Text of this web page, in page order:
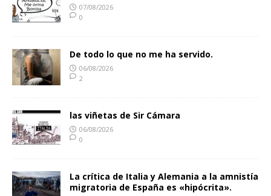
07/08/2026
0
De todo lo que no me ha servido.
06/08/2026
2
las viñetas de Sir Cámara
06/08/2026
0
La crítica de Italia y Alemania a la amnistía
migratoria de España es «hipócrita».